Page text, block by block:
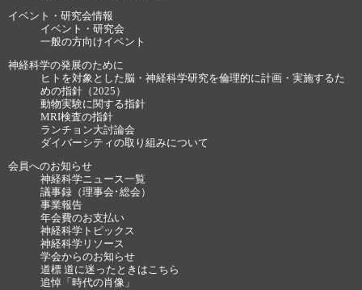
イベント・研究会情報
イベント・研究会
一般の方向けイベント
神経科学の発展のために
ヒトを対象とした脳・神経科学研究を倫理的に計画・実施するた
めの指針（2025）
動物実験に関する指針
MRI検査の指針
ランチョン大討論会
ダイバーシティの取り組みについて
会員へのお知らせ
神経科学ニュース一覧
議事録（理事会･総会）
事業報告
年会費のお支払い
神経科学トピックス
神経科学リソース
学会からのお知らせ
道標 道に迷ったときはこちら
追悼「時代の肖像」